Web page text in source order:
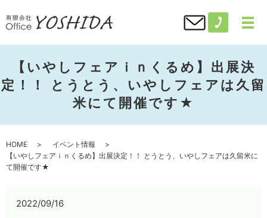
【いやしフェアｉｎくるめ】出展決
定！！ とうとう、いやしフェアは久留
米にて開催です★
HOME
イベント情報
【いやしフェアｉｎくるめ】出展決定！！ とうとう、いやしフェアは久留米に
て開催です★
2022/09/16